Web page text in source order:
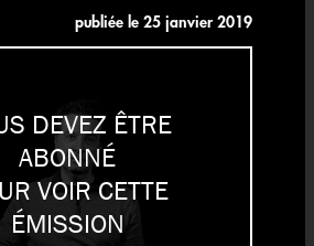
publiée le 25 janvier 2019
DEVEZ ÊTRE
ABONNÉ
VOIR CETTE
ÉMISSION